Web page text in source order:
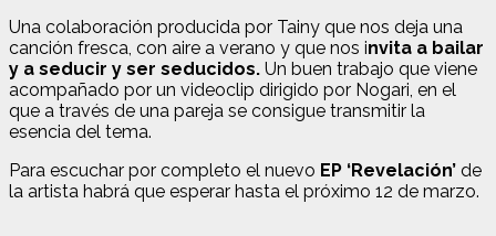
Una colaboración producida por Tainy que nos deja una
canción fresca, con aire a verano y que nos invita a bailar
y a seducir y ser seducidos. Un buen trabajo que viene
acompañado por un videoclip dirigido por Nogari, en el
que a través de una pareja se consigue transmitir la
esencia del tema.
Para escuchar por completo el nuevo EP ‘Revelación’ de
la artista habrá que esperar hasta el próximo 12 de marzo.